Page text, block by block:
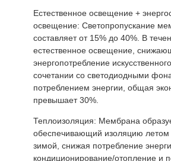
Естественное освещение +
освещение: Светопропускание
составляет от 15% до 40%. В
естественное освещение,
энергопотребление
сочетании со светодиодными
потреблением энергии, общая
превышает 30%.
Теплоизоляция: Мембрана
обеспечивающий изоляцию летом
зимой, снижая потребление
кондиционирование/отопление и